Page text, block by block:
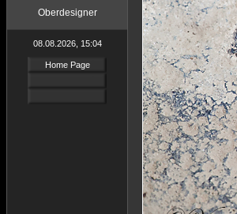
Oberdesigner
08.08.2026, 15:04
Home Page